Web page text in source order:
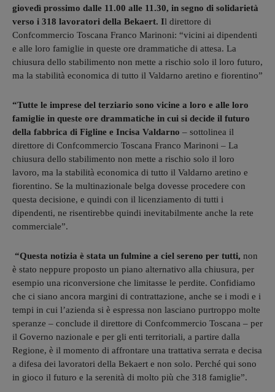
giovedì prossimo dalle 11.00 alle 11.30, in segno di solidarietà
verso i 318 lavoratori della Bekaert. Il direttore di
Confcommercio Toscana Franco Marinoni: “vicini ai dipendenti
e alle loro famiglie in queste ore drammatiche di attesa. La
chiusura dello stabilimento non mette a rischio solo il loro futuro,
ma la stabilità economica di tutto il Valdarno aretino e fiorentino”
“Tutte le imprese del terziario sono vicine a loro e alle loro
famiglie in queste ore drammatiche in cui si decide il futuro
della fabbrica di Figline e Incisa Valdarno – sottolinea il
direttore di Confcommercio Toscana Franco Marinoni – La
chiusura dello stabilimento non mette a rischio solo il loro
lavoro, ma la stabilità economica di tutto il Valdarno aretino e
fiorentino. Se la multinazionale belga dovesse procedere con
questa decisione, e quindi con il licenziamento di tutti i
dipendenti, ne risentirebbe quindi inevitabilmente anche la rete
commerciale”.
“Questa notizia è stata un fulmine a ciel sereno per tutti, non
è stato neppure proposto un piano alternativo alla chiusura, per
esempio una riconversione che limitasse le perdite. Confidiamo
che ci siano ancora margini di contrattazione, anche se i modi e i
tempi in cui l’azienda si è espressa non lasciano purtroppo molte
speranze – conclude il direttore di Confcommercio Toscana – per
il Governo nazionale e per gli enti territoriali, a partire dalla
Regione, è il momento di affrontare una trattativa serrata e decisa
a difesa dei lavoratori della Bekaert e non solo. Perché qui sono
in gioco il futuro e la serenità di molto più che 318 famiglie”.